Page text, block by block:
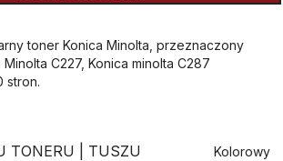
toner Konica Minolta, przeznaczony
C227, Konica minolta C287
stron.
TONERU | TUSZU Kolorowy